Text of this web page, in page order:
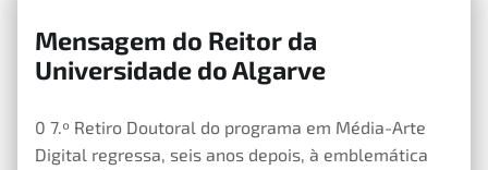
Mensagem do Reitor da
Universidade do Algarve
0 7.º Retiro Doutoral do programa em Média-Arte
Digital regressa, seis anos depois, à emblemática
5 de Junho, 2019